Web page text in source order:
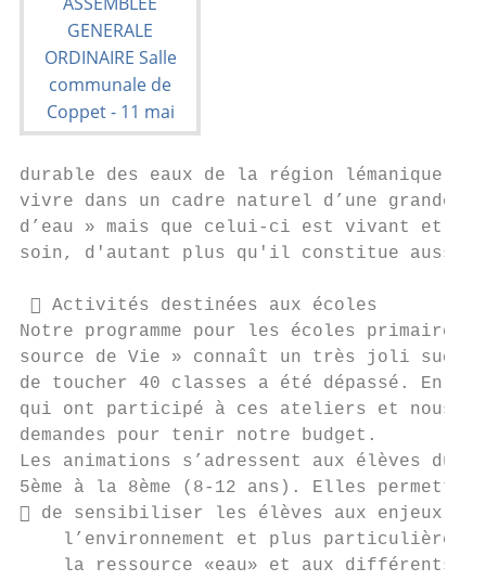
durable des eaux de la région lémanique.
vivre dans un cadre naturel d’une grande
d’eau » mais que celui-ci est vivant et
soin, d'autant plus qu'il constitue aussi
 Activités destinées aux écoles
Notre programme pour les écoles primaires
source de Vie » connaît un très joli
de toucher 40 classes a été dépassé. En
qui ont participé à ces ateliers et nous
demandes pour tenir notre budget.
Les animations s’adressent aux élèves du
5ème à la 8ème (8-12 ans). Elles
 de sensibiliser les élèves aux enjeux
l’environnement et plus
la ressource «eau» et aux différents